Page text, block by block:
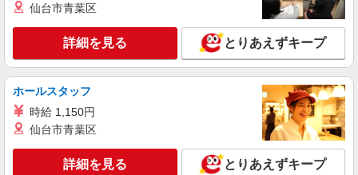
与 日額4,500円 9:45〜14:00 ※お昼休憩60分
業務委託
中央静岡ヤクルト販売株式会社／堂林センター
ヤクルトスタッフ
報酬/完全出来高制 月給100,000円〜150,000円
く30代主婦 Aさん】 働き方：週5日・1日4.5時間
勤務の場合（休憩40分含む） 月収100,000円の収
Bさん】 働き方：週5日・1日6時間勤務の場合（休
憩40分含む） 月収150,000円の収入 時給目安：
1,406円 研修制度あり 研修日数 17日 研修時の給
【宅配センター】堂林 静岡県静岡市清水区大
キープ 詳細を見る
仙台市青葉区
詳細を見る とりあえずキープ
ホールスタッフ
時給 1,150円
仙台市青葉区
詳細を見る とりあえずキープ